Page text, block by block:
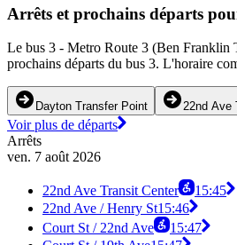
Arrêts et prochains départs
Le bus 3 - Metro Route 3 (Ben Franklin
prochains départs du bus 3. L'horaire
Dayton Transfer Point 22nd Ave
Voir plus de départs
Arrêts
ven. 7 août 2026
22nd Ave Transit Center
15:45
22nd Ave / Henry St15:46
Court St / 22nd Ave
15:47